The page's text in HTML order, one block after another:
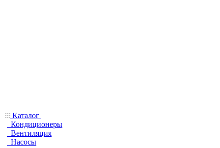
Каталог
Кондиционеры
Вентиляция
Насосы